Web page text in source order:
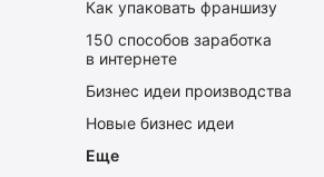
Как упаковать франшизу
150 способов заработка
в интернете
Бизнес идеи производства
Новые бизнес идеи
Еще